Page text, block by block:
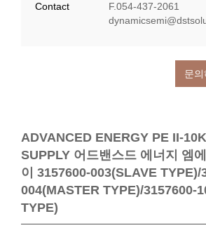
Contact
F.054-437-2061
문의
ADVANCED ENERGY PE II-
SUPPLY 어드밴스드 에너지 엠
이 3157600-003(SLAVE TYPE)/
004(MASTER TYPE)/3157600-
TYPE)